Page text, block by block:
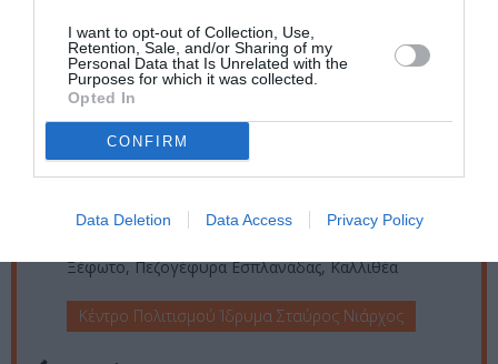
I want to opt-out of Collection, Use,
Retention, Sale, and/or Sharing of my
Personal Data that Is Unrelated with the
Purposes for which it was collected.
Opted In
CONFIRM
Data Deletion Data Access Privacy Policy
Από: 01/06/2024 Εως:
22/06/2024
30/06/2024
Σάββατο (1/06, 8/06, 15/06. 22/06) και Κυριακή 30/06
στις 21.00
Ξέφωτο, Πεζογέφυρα Εσπλανάδας, Καλλιθέα
Κέντρο Πολιτισμού Ίδρυμα Σταύρος Νιάρχος